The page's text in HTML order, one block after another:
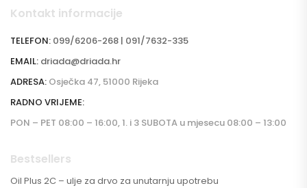
Kontakt informacije
TELEFON: 099/6206-268 | 091/7632-335
EMAIL: driada@driada.hr
ADRESA: Osječka 47, 51000 Rijeka
RADNO VRIJEME:
PON – PET 08:00 – 16:00, 1. i 3 SUBOTA u mjesecu 08:00 – 13:00
Bestsellers
Oil Plus 2C – ulje za drvo za unutarnju upotrebu